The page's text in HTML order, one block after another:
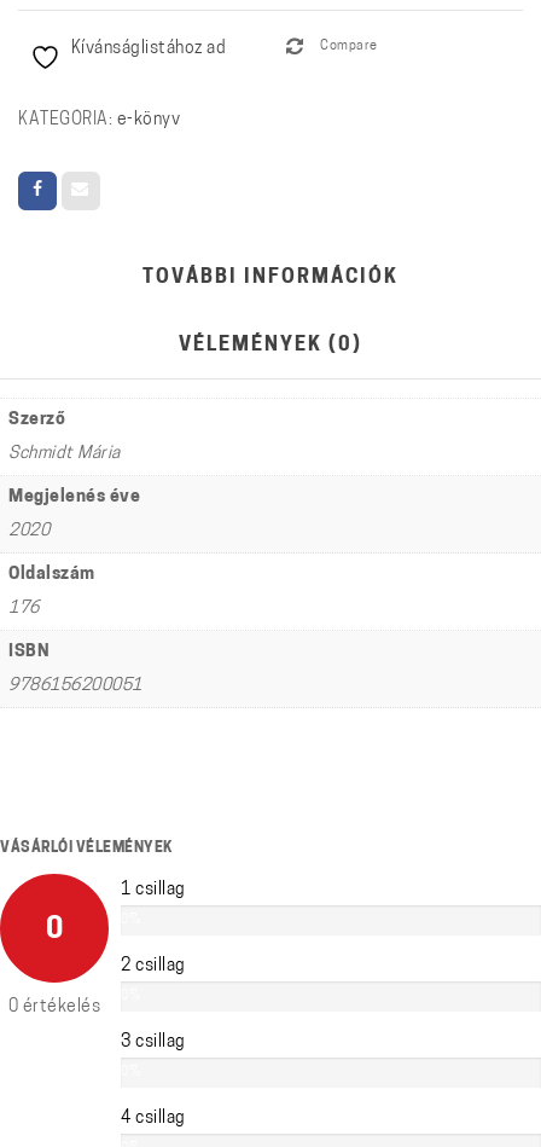
Welt
1923
Kívánságlistához ad Compare
KATEGÓRIA: e-könyv
TOVÁBBI INFORMÁCIÓK
VÉLEMÉNYEK (0)
Szerző
Schmidt Mária
Megjelenés éve
2020
Oldalszám
176
ISBN
9786156200051
VÁSÁRLÓI VÉLEMÉNYEK
0
0 értékelés
1 csillag
2 csillag
3 csillag
4 csillag